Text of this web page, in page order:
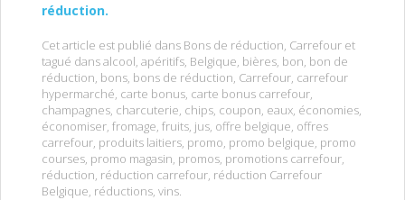
réduction.
Cet article est publié dans Bons de réduction Carrefour et
tagué dansalcool apéritifs Belgique bières bon bon de
réduction bons bons de réduction Carrefour carrefour
hypermarché carte bonus carte bonus carrefour
champagnes charcuterie chips coupon eaux économies
économiser fromage fruits jus offre belgique offres
carrefour produits laitiers promo promo belgique promo
courses promo magasin promos promotions carrefour
réduction réduction carrefour réduction Carrefour
Belgique réductions vins